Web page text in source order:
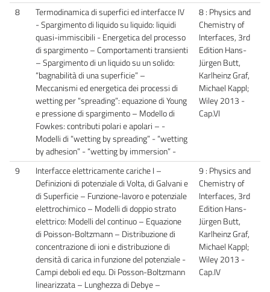
8
Termodinamica di superfici ed interfacce IV
- Spargimento di liquido su liquido: liquidi
quasi-immiscibili - Energetica del processo
di spargimento – Comportamenti transienti
– Spargimento di un liquido su un solido:
“bagnabilità di una superficie” –
Meccanismi ed energetica dei processi di
wetting per “spreading”: equazione di Young
e pressione di spargimento – Modello di
Fowkes: contributi polari e apolari – -
Modelli di “wetting by spreading” - “wetting
by adhesion” - “wetting by immersion” -
8 : Physics and
Chemistry of
Interfaces, 3rd
Edition Hans-
Jürgen Butt,
Karlheinz Graf,
Michael Kappl;
Wiley 2013 -
Cap.VI
9
Interfacce elettricamente cariche I –
Definizioni di potenziale di Volta, di Galvani e
di Superficie – Funzione-lavoro e potenziale
elettrochimico – Modelli di doppio strato
elettrico: Modelli del continuo – Equazione
di Poisson-Boltzmann – Distribuzione di
concentrazione di ioni e distribuzione di
densità di carica in funzione del potenziale -
Campi deboli ed equ. Di Posson-Boltzmann
linearizzata – Lunghezza di Debye –
9 : Physics and
Chemistry of
Interfaces, 3rd
Edition Hans-
Jürgen Butt,
Karlheinz Graf,
Michael Kappl;
Wiley 2013 -
Cap.IV